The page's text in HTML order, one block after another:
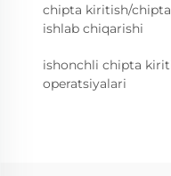
chipta kiritish/
ishlab chiqarishi
ishonchli chipta
operatsiyalari